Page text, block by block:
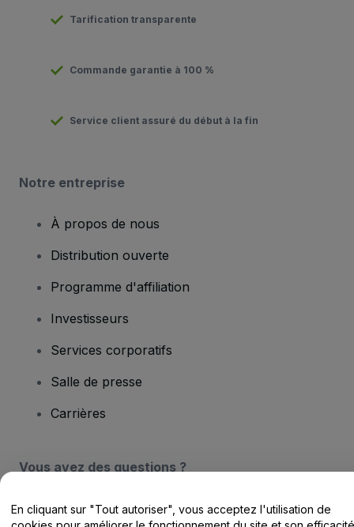
Tarification transparente
Commande garantie à 100 %
Service client assuré du début à la fin
Notre entreprise
À propos de nous
Distribution ouverte
Programme d'affiliation
Investisseurs
Services corporatifs
Salle de presse
Carrières
Vous avez des questions ?
Centre d'assistance / Nous contacter
En cliquant sur "Tout autoriser", vous acceptez l'utilisation de